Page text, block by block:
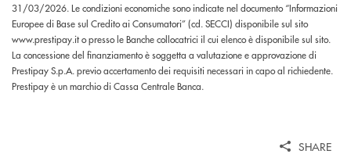
31/03/2026. Le condizioni economiche sono indicate nel documento “Informazioni
Europee di Base sul Credito ai Consumatori” (cd. SECCI) disponibile sul sito
www.prestipay.it o presso le Banche collocatrici il cui elenco è disponibile sul sito.
La concessione del finanziamento è soggetta a valutazione e approvazione di
Prestipay S.p.A. previo accertamento dei requisiti necessari in capo al richiedente.
Prestipay è un marchio di Cassa Centrale Banca.
SHARE